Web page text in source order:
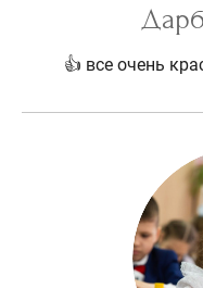
👍 все очень